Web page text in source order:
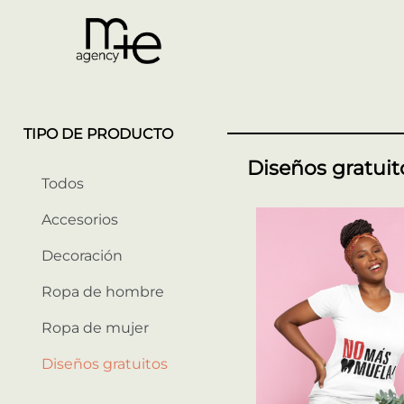
TIPO DE PRODUCTO
Todos
Accesorios
Decoración
Ropa de hombre
Ropa de mujer
Diseños gratuitos
Diseños